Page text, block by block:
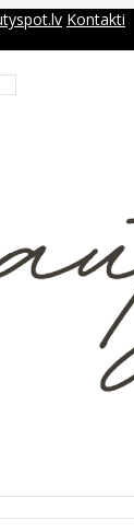
Kontakti